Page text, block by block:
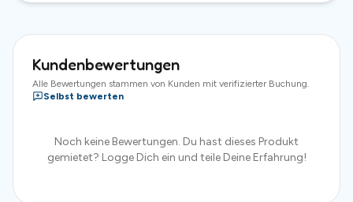
Kundenbewertungen
Alle Bewertungen stammen von Kunden mit verifizierter Buchung.
Selbst bewerten
Noch keine Bewertungen. Du hast dieses Produkt
gemietet? Logge Dich ein und teile Deine Erfahrung!